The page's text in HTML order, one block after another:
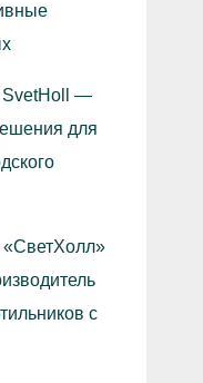
SvetHoll —
для
с